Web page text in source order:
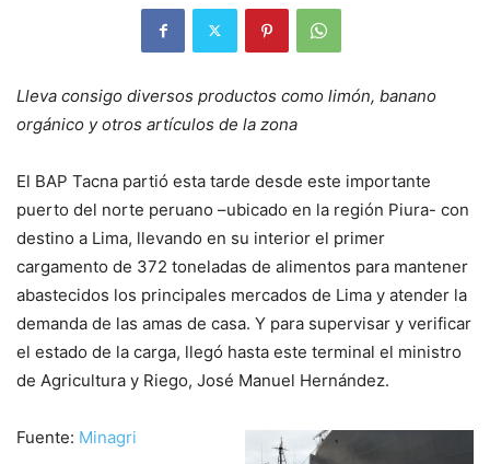
Lleva consigo diversos productos como limón, banano
orgánico y otros artículos de la zona
El BAP Tacna partió esta tarde desde este importante
puerto del norte peruano –ubicado en la región Piura- con
destino a Lima, llevando en su interior el primer
cargamento de 372 toneladas de alimentos para mantener
abastecidos los principales mercados de Lima y atender la
demanda de las amas de casa. Y para supervisar y verificar
el estado de la carga, llegó hasta este terminal el ministro
de Agricultura y Riego, José Manuel Hernández.
Fuente: Minagri